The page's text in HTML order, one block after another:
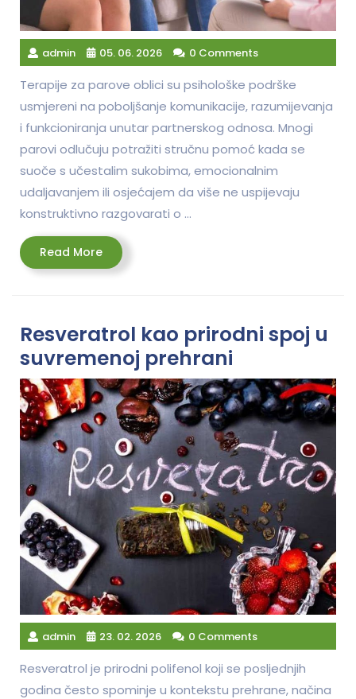
admin 05. 06. 2026 0 Comments
Terapije za parove oblici su psihološke podrške
usmjereni na poboljšanje komunikacije, razumijevanja
i funkcioniranja unutar partnerskog odnosa. Mnogi
parovi odlučuju potražiti stručnu pomoć kada se
suoče s učestalim sukobima, emocionalnim
udaljavanjem ili osjećajem da više ne uspijevaju
konstruktivno razgovarati o …
Read MoreRead
More
Resveratrol kao prirodni spoj u
suvremenoj prehrani
admin 23. 02. 2026 0 Comments
Resveratrol je prirodni polifenol koji se posljednjih
godina često spominje u kontekstu prehrane, načina